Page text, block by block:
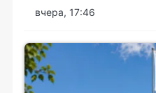
вчера, 17:46